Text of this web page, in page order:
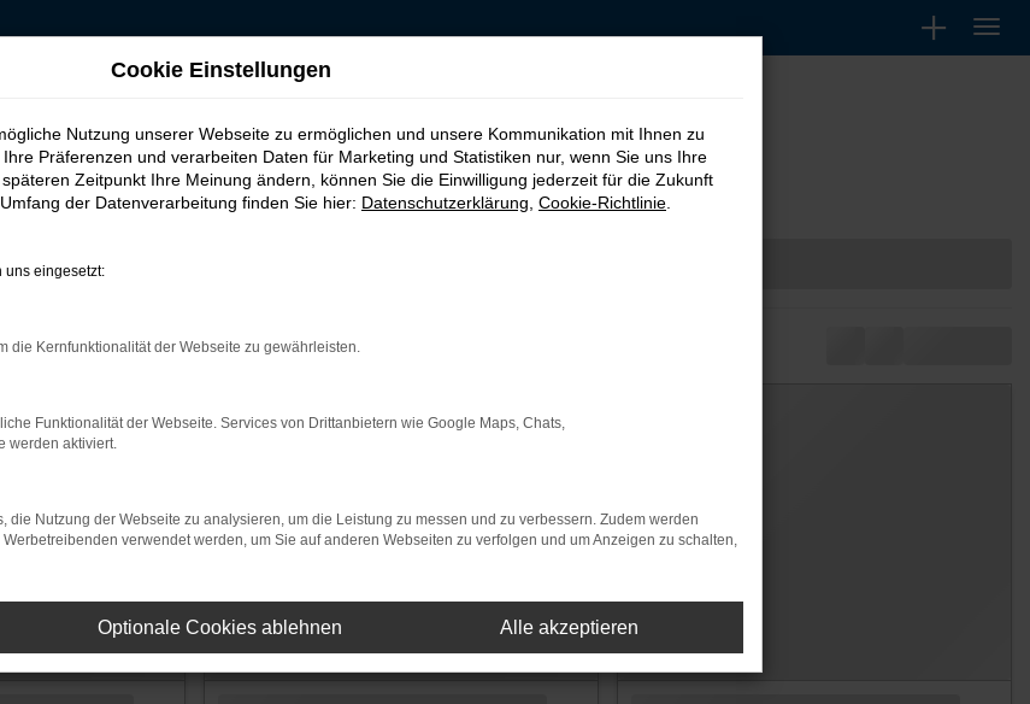
Fahrzeug-Showroom
Cookie Einstellungen
Nutzung unserer Webseite zu ermöglichen und unsere Kommunikation mit Ihnen zu
Präferenzen und verarbeiten Daten für Marketing und Statistiken nur, wenn Sie uns Ihre
Zeitpunkt Ihre Meinung ändern, können Sie die Einwilligung jederzeit für die Zukunft
der Datenverarbeitung finden Sie hier: Datenschutzerklärung Cookie-Richtlinie
uns eingesetzt:
die Kernfunktionalität der Webseite zu gewährleisten.
Funktionalität der Webseite. Services von Drittanbietern wie Google Maps, Chats,
werden aktiviert.
die Nutzung der Webseite zu analysieren, um die Leistung zu messen und zu verbessern. Zudem werden
verwendet werden, um Sie auf anderen Webseiten zu verfolgen und um Anzeigen zu schalten,
Optionale Cookies ablehnen Alle akzeptieren